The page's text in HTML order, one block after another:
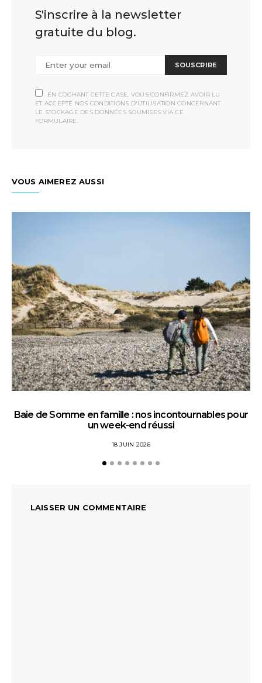
S'inscrire à la newsletter
gratuite du blog.
SOUSCRIRE
EN COCHANT CETTE CASE, VOUS CONFIRMEZ AVOIR LU
ET ACCEPTÉ NOS CONDITIONS D'UTILISATION CONCERNANT
LE STOCKAGE DES DONNÉES SOUMISES VIA CE
FORMULAIRE.
VOUS AIMEREZ AUSSI
Baie de Somme en famille : nos incontournables pour
un week-end réussi
18 JUIN 2026
LAISSER UN COMMENTAIRE